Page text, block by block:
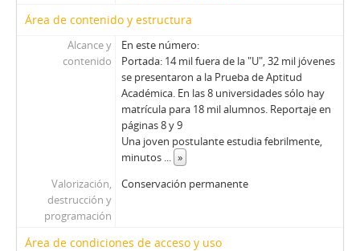
01711 - Revista Ercilla. Año XXXIV, N° 1711
01712 - Revista Ercilla. Año XXXIV, N° 1712
01713 - Revista Ercilla. Año XXXIV, N° 1713
122 - Revista Ercilla. Año XXXIV, Nº 1714
123 - Revista Ercilla. Año XXXIV, Nº 1716
124 - Revista Ercilla. Año XXXIV, N° 1717
125 - Revista Ercilla. Año XXXIV, Nº 1718
126 - Revista Ercilla. Año XXXIV, Nº 1719
127 - Revista Ercilla. Año XXXIV, Nº 1720
128 - Revista Ercilla. Año XXXIV, Nº 1721
129 - Revista Ercilla. Año XXXIV, Nº 1722
130 - Revista Ercilla. Año XXXIV, Nº 1723
Área de contenido y estructura
Alcance y
contenido
En este número:
Portada: 14 mil fuera de la "U", 32 mil jóvenes
se presentaron a la Prueba de Aptitud
Académica. En las 8 universidades sólo hay
matrícula para 18 mil alumnos. Reportaje en
páginas 8 y 9
Una joven postulante estudia febrilmente,
minutos ... »
Valorización,
destrucción y
programación
Conservación permanente
Área de condiciones de acceso y uso